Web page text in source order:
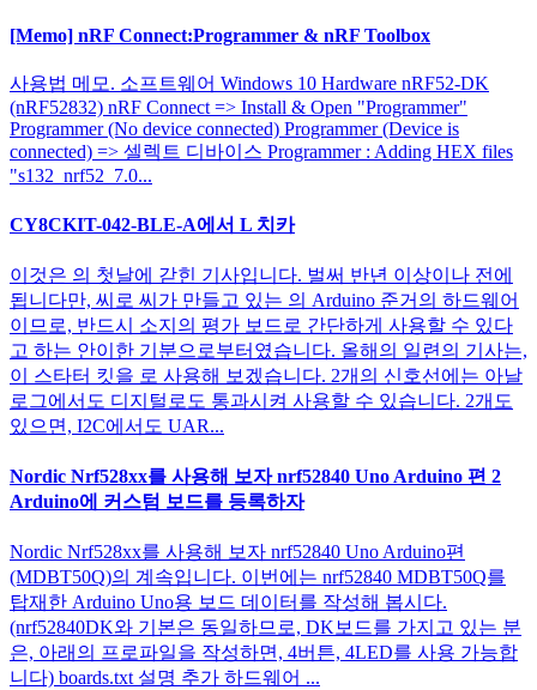
[Memo] nRF Connect:Programmer & nRF Toolbox
사용법 메모. 소프트웨어 Windows 10 Hardware nRF52-DK
(nRF52832) nRF Connect => Install & Open "Programmer"
Programmer (No device connected) Programmer (Device is
connected) => 셀렉트 디바이스 Programmer : Adding HEX files
"s132_nrf52_7.0...
CY8CKIT-042-BLE-A에서 L 치카
이것은 의 첫날에 갇힌 기사입니다. 벌써 반년 이상이나 전에
됩니다만, 씨로 씨가 만들고 있는 의 Arduino 준거의 하드웨어
이므로, 반드시 소지의 평가 보드로 간단하게 사용할 수 있다
고 하는 안이한 기분으로부터였습니다. 올해의 일련의 기사는,
이 스타터 킷을 로 사용해 보겠습니다. 2개의 신호선에는 아날
로그에서도 디지털로도 통과시켜 사용할 수 있습니다. 2개도
있으면, I2C에서도 UAR...
Nordic Nrf528xx를 사용해 보자 nrf52840 Uno Arduino 편 2
Arduino에 커스텀 보드를 등록하자
Nordic Nrf528xx를 사용해 보자 nrf52840 Uno Arduino편
(MDBT50Q)의 계속입니다. 이번에는 nrf52840 MDBT50Q를
탑재한 Arduino Uno용 보드 데이터를 작성해 봅시다.
(nrf52840DK와 기본은 동일하므로, DK보드를 가지고 있는 분
은, 아래의 프로파일을 작성하면, 4버튼, 4LED를 사용 가능합
니다) boards.txt 설명 추가 하드웨어 ...